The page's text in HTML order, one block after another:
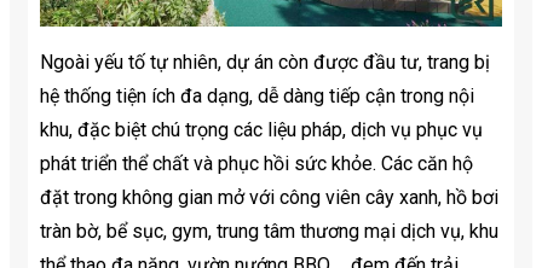
Ngoài yếu tố tự nhiên, dự án còn được đầu tư, trang bị
hệ thống tiện ích đa dạng, dễ dàng tiếp cận trong nội
khu, đặc biệt chú trọng các liệu pháp, dịch vụ phục vụ
phát triển thể chất và phục hồi sức khỏe. Các căn hộ
đặt trong không gian mở với công viên cây xanh, hồ bơi
tràn bờ, bể sục, gym, trung tâm thương mại dịch vụ, khu